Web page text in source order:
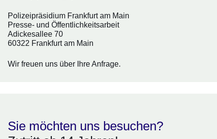
Polizeipräsidium Frankfurt am Main
Presse- und Öffentlichkeitsarbeit
Adickesallee 70
60322 Frankfurt am Main
Wir freuen uns über Ihre Anfrage.
Sie möchten uns besuchen?